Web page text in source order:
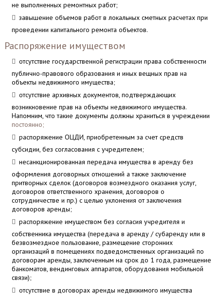
не выполненных ремонтных работ;
завышение объемов работ в локальных сметных расчетах при
проведении капитального ремонта объектов.
Распоряжение имуществом
отсутствие государственной регистрации права собственности
публично-правового образования и иных вещных прав на
объекты недвижимого имущества;
отсутствие архивных документов, подтверждающих
возникновение прав на объекты недвижимого имущества.
Напомним, что такие документы должны храниться в учреждении
постоянно;
распоряжение ОЦДИ, приобретенным за счет средств
субсидии, без согласования с учредителем;
несанкционированная передача имущества в аренду без
оформления договорных отношений а также заключение
притворных сделок (договоров возмездного оказания услуг,
договоров ответственного хранения, договоров о
сотрудничестве и пр.) с целью уклонения от заключения
договоров аренды;
распоряжение имуществом без согласия учредителя и
собственника имущества (передача в аренду / субаренду или в
безвозмездное пользование, размещение сторонних
организаций в помещениях подведомственных организаций по
договорам аренды, заключенным на срок до 1 года, размещение
банкоматов, вендинговых аппаратов, оборудования мобильной
связи);
отсутствие в договорах аренды недвижимого имущества